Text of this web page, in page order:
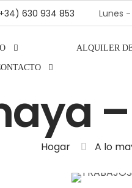
630 934 853 Lunes -
ALQUILER
Hogar A lo